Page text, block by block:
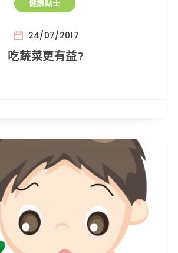
健康貼士
24/07/2017
吃蔬菜更有益?